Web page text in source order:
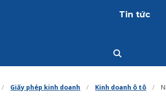
Tin tức
Giấy phép kinh doanh Kinh doanh ô tô